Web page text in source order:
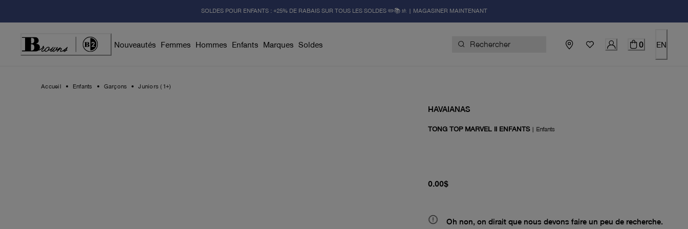
SOLDES POUR ENFANTS : +25% DE RABAIS SUR TOUS LES SOLDES ✏️📚🚸 | MAGASINER MAINTENANT
Nouveautés Femmes Hommes Enfants Marques Soldes 0 EN
Accueil Enfants Garçons Juniors (1+)
HAVAIANAS
TONG TOP MARVEL II ENFANTS| Enfants
0.00$
prix actuel 0.00$
Oh non, on dirait que nous devons faire un peu de recherche.